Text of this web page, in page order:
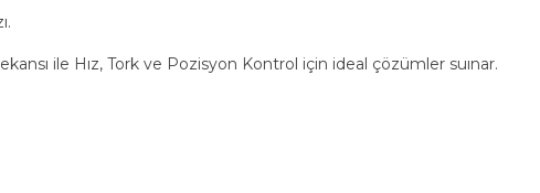
ile Hız, Tork ve Pozisyon Kontrol için ideal çözümler suınar.